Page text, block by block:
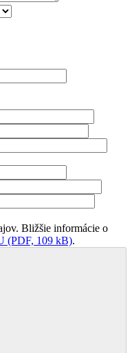
Bližšie informácie o
(PDF, 109 kB).